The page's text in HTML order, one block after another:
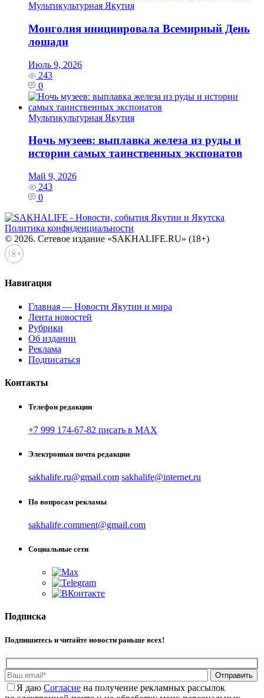
Мультикультурная Якутия
Монголия инициировала Всемирный День
лошади
Июль 9, 2026
243
0
Мультикультурная Якутия
Ночь музеев: выплавка железа из руды и
истории самых таинственных экспонатов
Май 9, 2026
243
0
Политика конфиденциальности
© 2026. Сетевое издание «SAKHALIFE.RU» (18+)
Навигация
Главная — Новости Якутии и мира
Лента новостей
Рубрики
Об издании
Реклама
Подписаться
Контакты
Телефон редакции
+7 999 174-67-82 писать в MAX
Электронная почта редакции
sakhalife.ru@gmail.com sakhalife@internet.ru
По вопросам рекламы
sakhalife.comment@gmail.com
Социальные сети
Подписка
Подпишитесь и читайте новости раньше всех!
Отправить
Я даю Cогласие на получение рекламных рассылок